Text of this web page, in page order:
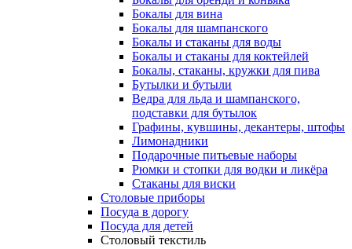
Бокалы для вина
Бокалы для шампанского
Бокалы и стаканы для воды
Бокалы и стаканы для коктейлей
Бокалы, стаканы, кружки для пива
Бутылки и бутыли
Ведра для льда и шампанского,
подставки для бутылок
Графины, кувшины, декантеры, штофы
Лимонадники
Подарочные питьевые наборы
Рюмки и стопки для водки и ликёра
Стаканы для виски
Столовые приборы
Посуда в дорогу
Посуда для детей
Столовый текстиль